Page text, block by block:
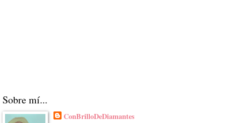
Sobre mí...
ConBrilloDeDiamantes